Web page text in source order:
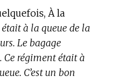
À la
à la queue de la
Le bagage
Ce régiment était à
C’est un bon